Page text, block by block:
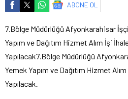
ABONE OL
7.Bölge Müdürlüğü Afyonkarahisar
Yapım ve Dağıtım Hizmet Alım İşi
Yapılacak7.Bölge Müdürlüğü
Yemek Yapım ve Dağıtım Hizmet
Yapılacak.